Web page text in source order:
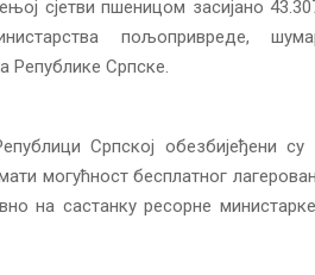
сјетви пшеницом засијано
пољопривреде,
Републике Српске.
Српској обезбијеђени
могућност бесплатног
на састанку ресорне